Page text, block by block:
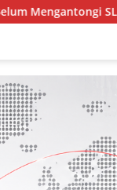
Menyapa